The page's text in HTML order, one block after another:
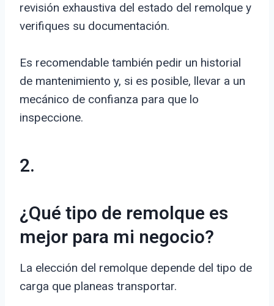
revisión exhaustiva del estado del remolque y
verifiques su documentación.
Es recomendable también pedir un historial
de mantenimiento y, si es posible, llevar a un
mecánico de confianza para que lo
inspeccione.
2.
¿Qué tipo de remolque es
mejor para mi negocio?
La elección del remolque depende del tipo de
carga que planeas transportar.